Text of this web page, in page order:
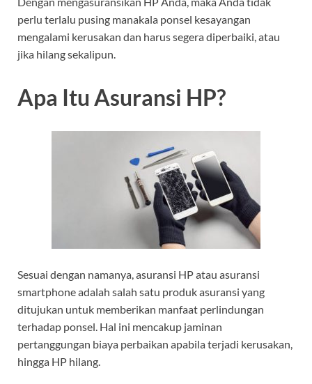
perlu terlalu pusing manakala ponsel kesayangan
mengalami kerusakan dan harus segera diperbaiki, atau
jika hilang sekalipun.
Apa Itu Asuransi HP?
Sesuai dengan namanya, asuransi HP atau asuransi
smartphone adalah salah satu produk asuransi yang
ditujukan untuk memberikan manfaat perlindungan
terhadap ponsel. Hal ini mencakup jaminan
pertanggungan biaya perbaikan apabila terjadi kerusakan,
hingga HP hilang.